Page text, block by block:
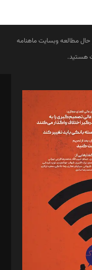
حال مطالعه وبسایت ماهنامه
هستید.
سروش کرمیان،
فائزه فتحی